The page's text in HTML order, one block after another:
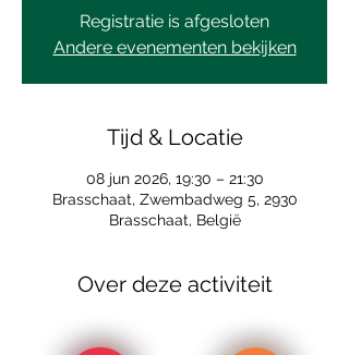
Registratie is afgesloten
Andere evenementen bekijken
Tijd & Locatie
08 jun 2026, 19:30 – 21:30
Brasschaat, Zwembadweg 5, 2930
Brasschaat, België
Over deze activiteit